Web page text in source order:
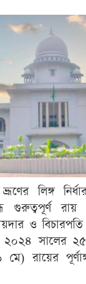
লিঙ্গ
গুরুত্বপূর্ণ রায়
ও
২০২৪ সালের
রায়ের